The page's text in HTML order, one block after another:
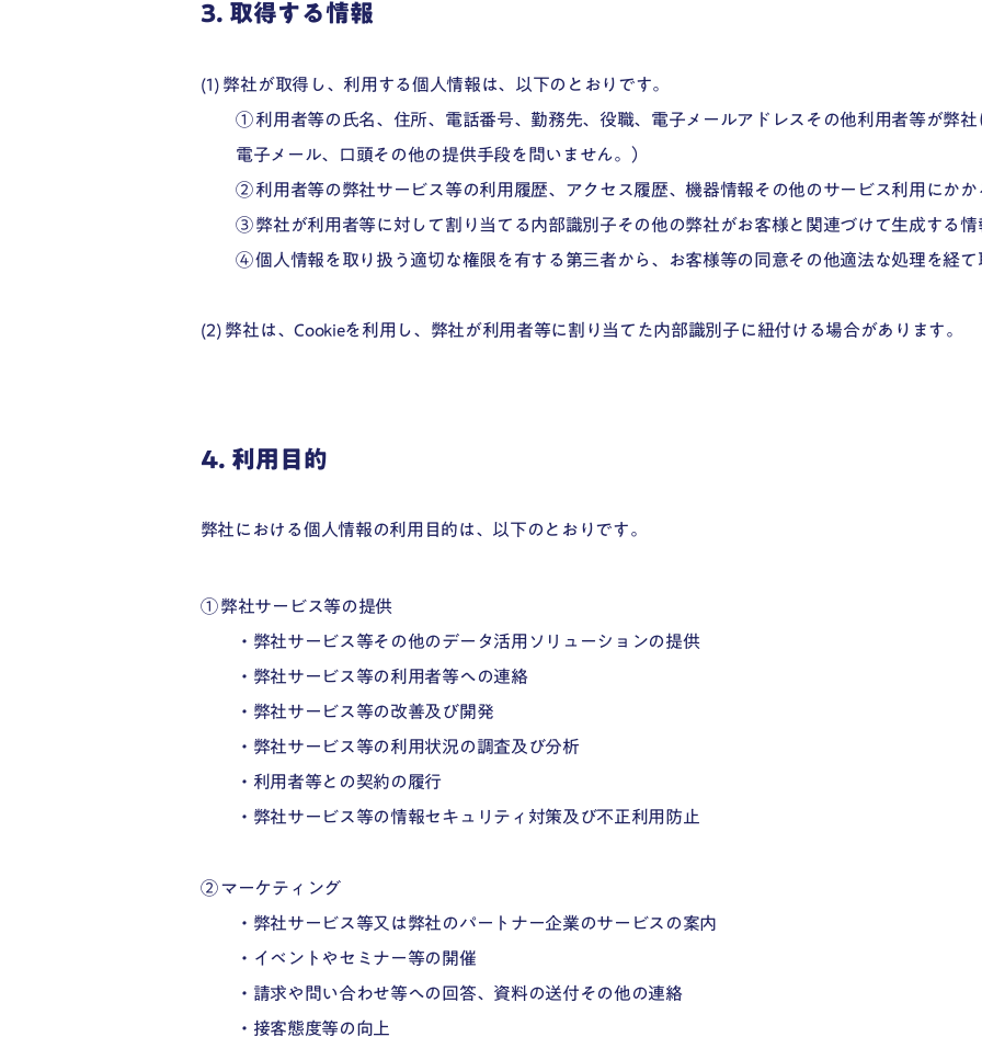
3. 取得する情報
(1) 弊社が取得し、利用する個人情報は、以下のとおりです。
① 利用者等の氏名、住所、電話番号、勤務先、役職、電子メールアドレスその他利用者等が弊社
電子メール、口頭その他の提供手段を問いません。）
② 利用者等の弊社サービス等の利用履歴、アクセス履歴、機器情報その他のサービス利用にかか
③ 弊社が利用者等に対して割り当てる内部識別子その他の弊社がお客様と関連づけて生成する情
④ 個人情報を取り扱う適切な権限を有する第三者から、お客様等の同意その他適法な処理を経て
(2) 弊社は、Cookieを利用し、弊社が利用者等に割り当てた内部識別子に紐付ける場合があります。
4. 利用目的
弊社における個人情報の利用目的は、以下のとおりです。
① 弊社サービス等の提供
・弊社サービス等その他のデータ活用ソリューションの提供
・弊社サービス等の利用者等への連絡
・弊社サービス等の改善及び開発
・弊社サービス等の利用状況の調査及び分析
・利用者等との契約の履行
・弊社サービス等の情報セキュリティ対策及び不正利用防止
② マーケティング
・弊社サービス等又は弊社のパートナー企業のサービスの案内
・イベントやセミナー等の開催
・請求や問い合わせ等への回答、資料の送付その他の連絡
・接客態度等の向上